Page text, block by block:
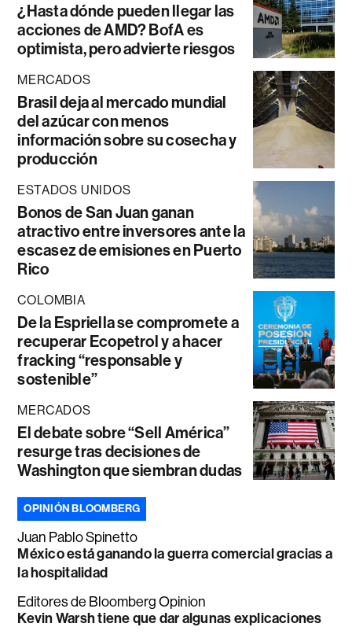
¿Hasta dónde pueden llegar las
acciones de AMD? BofA es
optimista, pero advierte riesgos
MERCADOS
Brasil deja al mercado mundial
del azúcar con menos
información sobre su cosecha y
producción
ESTADOS UNIDOS
Bonos de San Juan ganan
atractivo entre inversores ante la
escasez de emisiones en Puerto
Rico
COLOMBIA
De la Espriella se compromete a
recuperar Ecopetrol y a hacer
fracking “responsable y
sostenible”
MERCADOS
El debate sobre “Sell América”
resurge tras decisiones de
Washington que siembran dudas
OPINIÓN BLOOMBERG
Juan Pablo Spinetto
México está ganando la guerra comercial gracias a
la hospitalidad
Editores de Bloomberg Opinion
Kevin Warsh tiene que dar algunas explicaciones